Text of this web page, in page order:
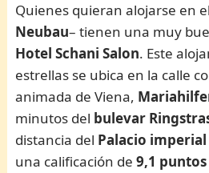
Quienes quieran alojarse en
Neubau– tienen una muy
Hotel Schani Salon. Este
estrellas se ubica en la calle
animada de Viena,
minutos del bulevar
distancia del Palacio
una calificación de9,1